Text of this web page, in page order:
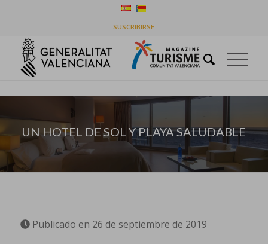
SUSCRIBIRSE
UN HOTEL DE SOL Y PLAYA SALUDABLE
UN HOTEL DE SOL Y PLAYA SALUDABLE
Publicado en 26 de septiembre de 2019